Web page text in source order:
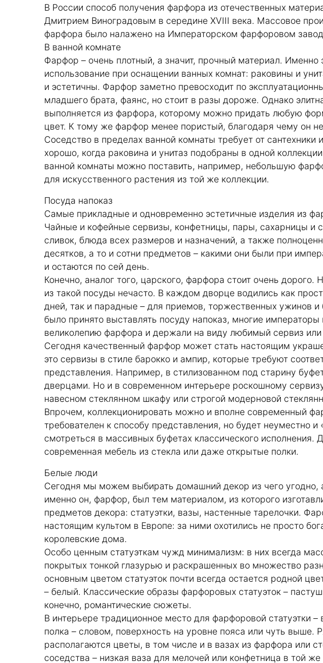
В России способ получения фарфора из отечественных
Дмитрием Виноградовым в середине XVIII века. Массовое
фарфора было налажено на Императорском фарфоровом
В ванной комнате
Фарфор – очень плотный, а значит, прочный материал. Именно
использование при оснащении ванных комнат: раковины и
и эстетичны. Фарфор заметно превосходит по
младшего брата, фаянс, но стоит в разы дороже. Однако
выполняется из фарфора, которому можно придать любую
цвет. К тому же фарфор менее пористый, благодаря чему он
Соседство в пределах ванной комнаты требует от сантехники
хорошо, когда раковина и унитаз подобраны в одной
ванной комнаты можно поставить, например, небольшую
для искусственного растения из той же коллекции.
Посуда напоказ
Самые прикладные и одновременно эстетичные изделия из
Чайные и кофейные сервизы, конфетницы, пары, сахарницы и
сливок, блюда всех размеров и назначений, а также
десятков, а то и сотни предметов – какими они были при
и остаются по сей день.
Конечно, аналог того, царского, фарфора стоит очень дорого.
из такой посуды нечасто. В каждом дворце водились как
дней, так и парадные – для приемов, торжественных ужинов и
было принято выставлять посуду напоказ, многие императоры
великолепию фарфора и держали на виду любимый сервиз
Сегодня качественный фарфор может стать настоящим
это сервизы в стиле барокко и ампир, которые требуют
представления. Например, в стилизованном под старину
дверцами. Но и в современном интерьере роскошному
навесном стеклянном шкафу или строгой модерновой
Впрочем, коллекционировать можно и вполне современный
требователен к способу представления, но будет неуместно и
смотреться в массивных буфетах классического исполнения.
современная мебель из стекла или даже открытые полки.
Белые люди
Сегодня мы можем выбирать домашний декор из чего угодно,
именно он, фарфор, был тем материалом, из которого
предметов декора: статуэтки, вазы, настенные тарелочки.
настоящим культом в Европе: за ними охотились не просто
королевские дома.
Особо ценным статуэткам чужд минимализм: в них всегда
покрытых тонкой глазурью и раскрашенных во множество
основным цветом статуэток почти всегда остается родной
– белый. Классические образы фарфоровых статуэток –
конечно, романтические сюжеты.
В интерьере традиционное место для фарфоровой статуэтки
полка – словом, поверхность на уровне пояса или чуть выше.
располагаются цветы, в том числе и в вазах из фарфора или
соседства – низкая ваза для мелочей или конфетница в той